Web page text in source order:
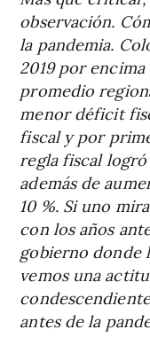
observación.
la pandemia.
2019 por
promedio
menor déficit
fiscal y por
regla fiscal
además de
10 %. Si uno
con los años
gobierno donde
vemos una
antes de la